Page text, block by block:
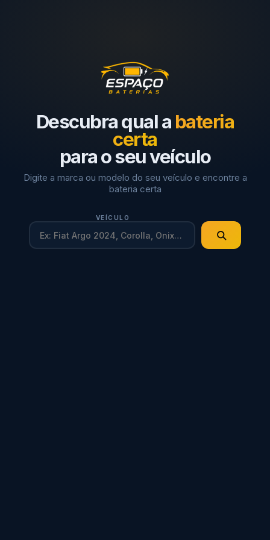
Descubra qual a bateria
certa
para o seu veículo
Digite a marca ou modelo do seu veículo e encontre a
bateria certa
VEÍCULO